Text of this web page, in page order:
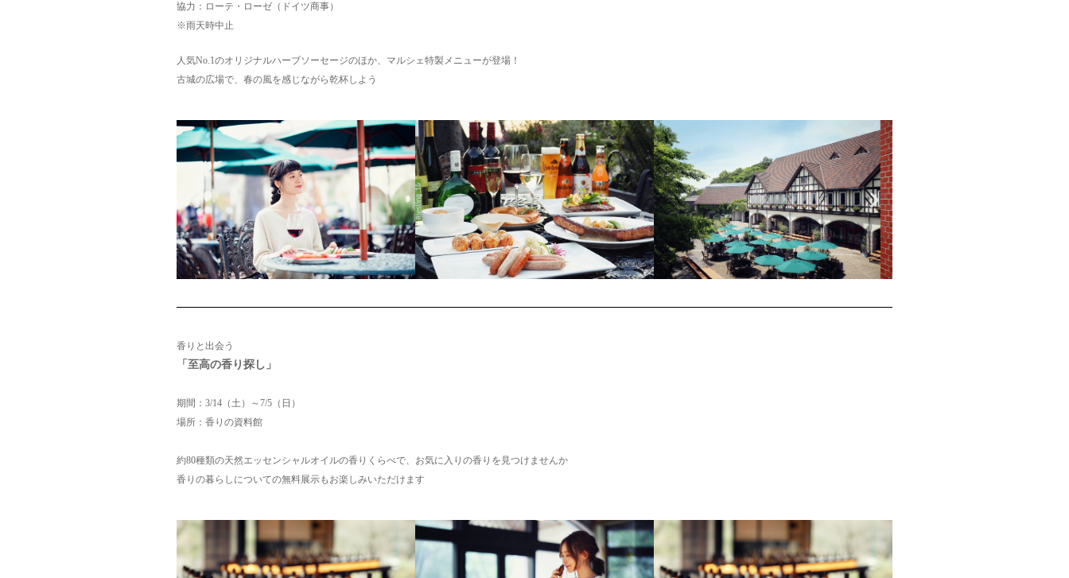
協力：ローテ・ローゼ（ドイツ商事）
※雨天時中止
人気No.1のオリジナルハーブソーセージのほか、マルシェ特製メニューが登場！
古城の広場で、春の風を感じながら乾杯しよう
香りと出会う
「至高の香り探し」
期間：3/14（土）～7/5（日）
場所：香りの資料館
約80種類の天然エッセンシャルオイルの香りくらべで、お気に入りの香りを見つけませんか
香りの暮らしについての無料展示もお楽しみいただけます